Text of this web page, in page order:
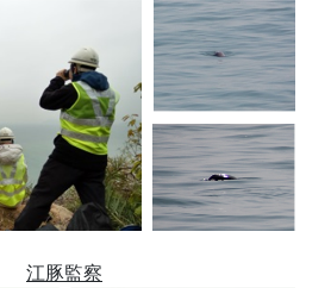
江豚監察